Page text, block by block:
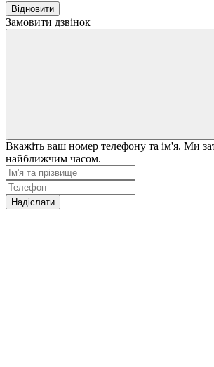
Відновити
Замовити дзвінок
Вкажіть ваш номер телефону та ім'я. Ми
найближчим часом.
Надіслати